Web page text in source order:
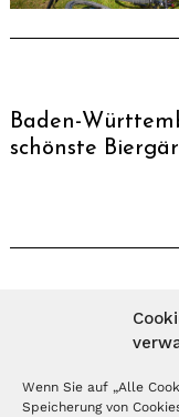
Wenn Sie auf „Alle
Speicherung von
Baden-
schönste
MAGAZIN